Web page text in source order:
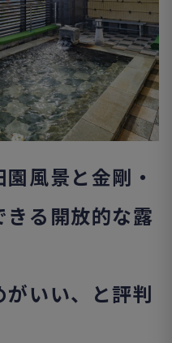
風景と金剛・
る開放的な露
いい、と評判